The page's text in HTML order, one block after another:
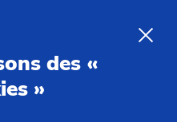
des «
»